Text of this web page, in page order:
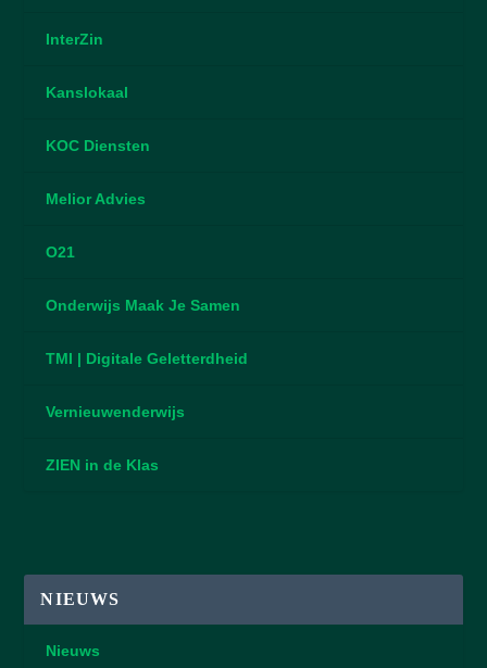
InterZin
Kanslokaal
KOC Diensten
Melior Advies
O21
Onderwijs Maak Je Samen
TMI | Digitale Geletterdheid
Vernieuwenderwijs
ZIEN in de Klas
NIEUWS
Nieuws